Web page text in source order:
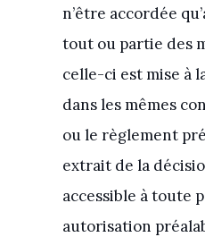
n’être accordée
tout ou partie des
celle-ci est mise à
dans les mêmes
ou le règlement
extrait de la
accessible à toute
autorisation